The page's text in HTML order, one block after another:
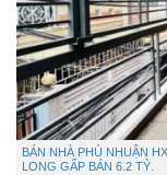
BÁN NHÀ PHÚ NHUẬN
LONG GẤP BÁN 6.2 TỶ.